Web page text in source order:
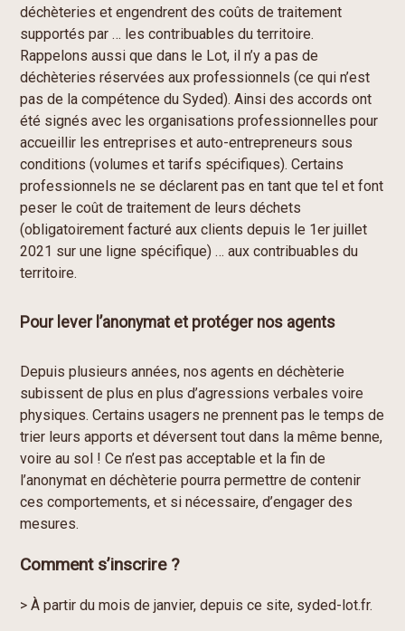
déchèteries et engendrent des coûts de traitement
supportés par … les contribuables du territoire.
Rappelons aussi que dans le Lot, il n’y a pas de
déchèteries réservées aux professionnels (ce qui n’est
pas de la compétence du Syded). Ainsi des accords ont
été signés avec les organisations professionnelles pour
accueillir les entreprises et auto-entrepreneurs sous
conditions (volumes et tarifs spécifiques). Certains
professionnels ne se déclarent pas en tant que tel et font
peser le coût de traitement de leurs déchets
(obligatoirement facturé aux clients depuis le 1er juillet
2021 sur une ligne spécifique) … aux contribuables du
territoire.
Pour lever l’anonymat et protéger nos agents
Depuis plusieurs années, nos agents en déchèterie
subissent de plus en plus d’agressions verbales voire
physiques. Certains usagers ne prennent pas le temps de
trier leurs apports et déversent tout dans la même benne,
voire au sol ! Ce n’est pas acceptable et la fin de
l’anonymat en déchèterie pourra permettre de contenir
ces comportements, et si nécessaire, d’engager des
mesures.
Comment s’inscrire ?
>À partir du mois de janvier, depuis ce site, syded-lot.fr.